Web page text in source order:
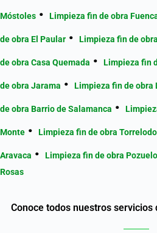
Móstoles Limpieza fin de obra
de obra El Paular Limpieza fin de
de obra Casa Quemada Limpieza fin
de obra Jarama Limpieza fin de obra
de obra Barrio de Salamanca
Monte Limpieza fin de obra
Aravaca Limpieza fin de obra Pozuelo
Rosas
Conoce todos nuestros servicios